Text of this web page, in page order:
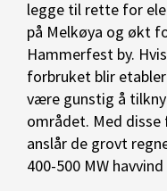
legge til rette for
på Melkøya og økt
Hammerfest by.
forbruket blir
være gunstig å
området. Med
anslår de grovt
400-500 MW